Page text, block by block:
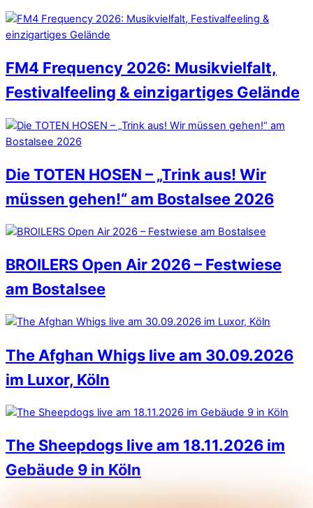
FM4 Frequency 2026: Musikvielfalt,
Festivalfeeling & einzigartiges Gelände
Die TOTEN HOSEN – „Trink aus! Wir
müssen gehen!“ am Bostalsee 2026
BROILERS Open Air 2026 – Festwiese
am Bostalsee
The Afghan Whigs live am 30.09.2026
im Luxor, Köln
The Sheepdogs live am 18.11.2026 im
Gebäude 9 in Köln